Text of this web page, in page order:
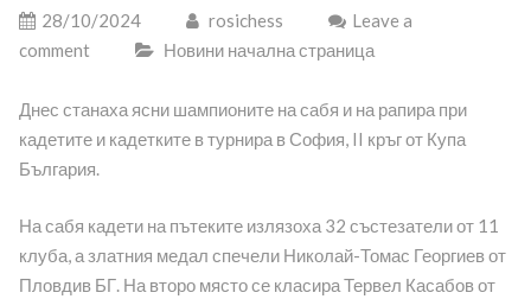
28/10/2024 rosichess
Leave a
comment
Новини начална страница
Днес станаха ясни шампионите на сабя и на рапира при
кадетите и кадетките в турнира в София, II кръг от Купа
България.
На сабя кадети на пътеките излязоха 32 състезатели от 11
клуба, а златния медал спечели Николай-Томас Георгиев от
Пловдив БГ. На второ място се класира Тервел Касабов от